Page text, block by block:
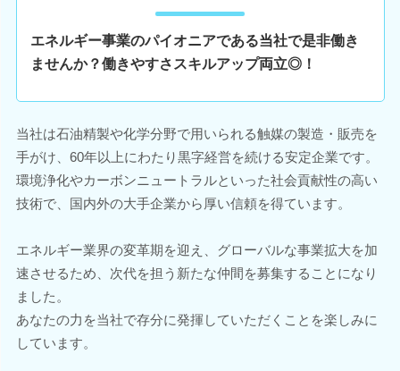
エネルギー事業のパイオニアである当社で是非働き
ませんか？働きやすさスキルアップ両立◎！
当社は石油精製や化学分野で用いられる触媒の製造・販売を
手がけ、60年以上にわたり黒字経営を続ける安定企業です。
環境浄化やカーボンニュートラルといった社会貢献性の高い
技術で、国内外の大手企業から厚い信頼を得ています。
エネルギー業界の変革期を迎え、グローバルな事業拡大を加
速させるため、次代を担う新たな仲間を募集することになり
ました。
あなたの力を当社で存分に発揮していただくことを楽しみに
しています。